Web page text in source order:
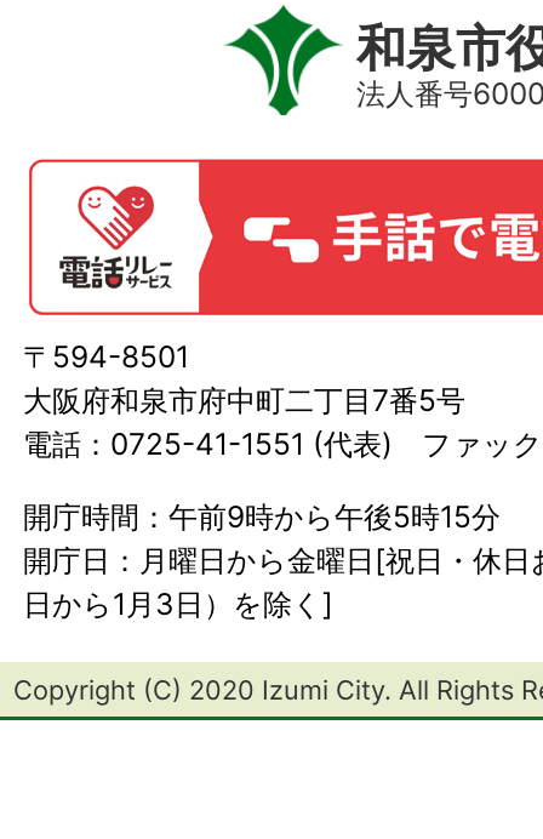
和泉市
法人番号
〒594-8501
大阪府和泉市府中町二丁目7番5号
電話：0725-41-1551 (代表) ファッ
開庁時間：午前9時から午後5時15分
開庁日：月曜日から金曜日[祝日・休
日から1月3日）を除く]
Copyright (C) 2020 Izumi City. All Rights